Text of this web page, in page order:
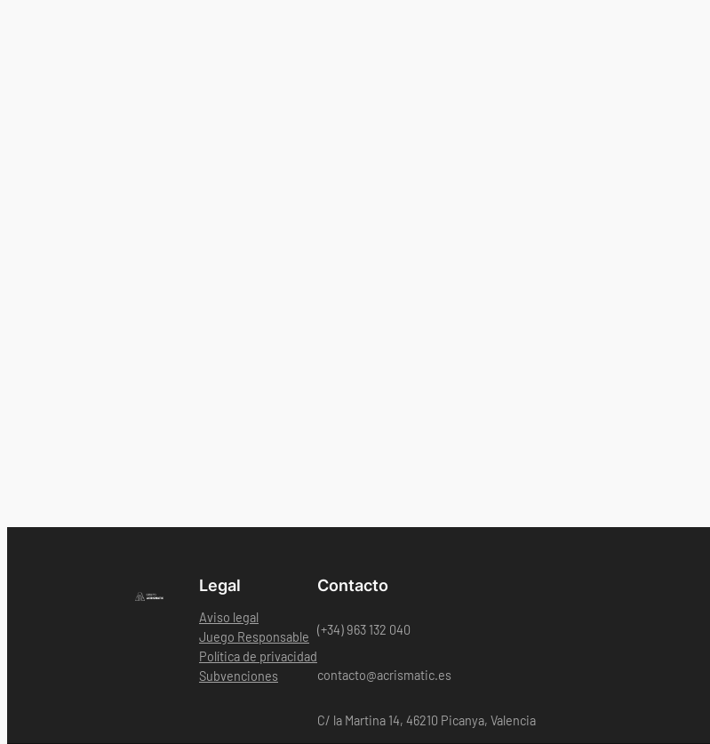
Legal
Aviso legal
Juego Responsable
Política de privacidad
Subvenciones
Contacto
(+34) 963 132 040
contacto@acrismatic.es
C/ la Martina 14, 46210 Picanya, Valencia